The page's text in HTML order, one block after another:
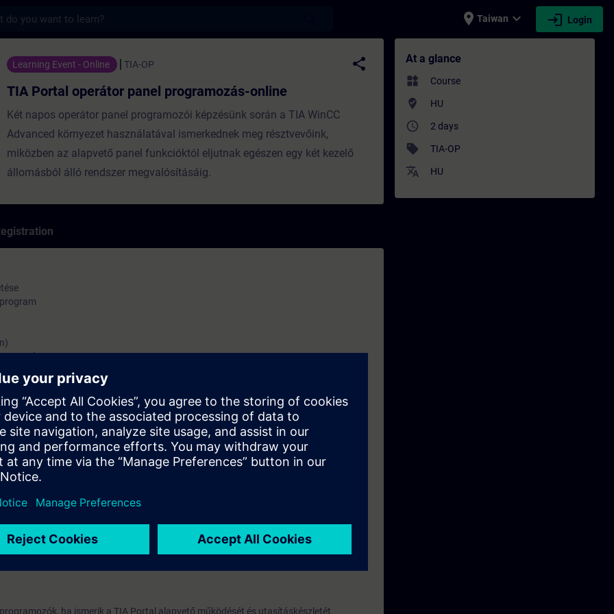
place Taiwan expand_more login Login
panel programozás-online - Training - Training - Professional development |
Learning Event - Online TIA-OP
share
TIA Portal operátor panel programozás-online
Két napos operátor panel programozói képzésünk során a TIA WinCC
Advanced környezet használatával ismerkednek meg résztvevőink,
miközben az alapvető panel funkcióktól eljutnak egészen egy két kezelő
állomásból álló rendszer megvalósításáig.
jelent
ha ismerik a TIA Portal alapvető működését és utasításkészletét
At a glance
widgets Course
where_to_vote HU
access_time 2 days
sell TIA-OP
translate HU